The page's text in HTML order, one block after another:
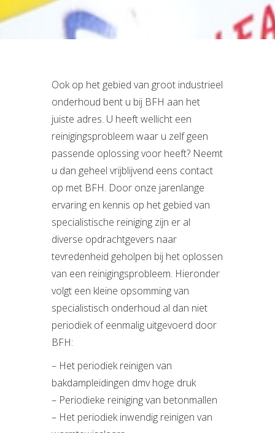
Ook op het gebied van groot industrieel
onderhoud bent u bij BFH aan het
juiste adres. U heeft wellicht een
reinigingsprobleem waar u zelf geen
passende oplossing voor heeft? Neemt
u dan geheel vrijblijvend eens contact
op met BFH. Door onze jarenlange
ervaring en kennis op het gebied van
specialistische reiniging zijn er al
diverse opdrachtgevers naar
tevredenheid geholpen bij het oplossen
van een reinigingsprobleem. Hieronder
volgt een kleine opsomming van
specialistisch onderhoud al dan niet
periodiek of eenmalig uitgevoerd door
BFH:
– Het periodiek reinigen van
bakdampleidingen dmv hoge druk
– Periodieke reiniging van betonmallen
– Het periodiek inwendig reinigen van